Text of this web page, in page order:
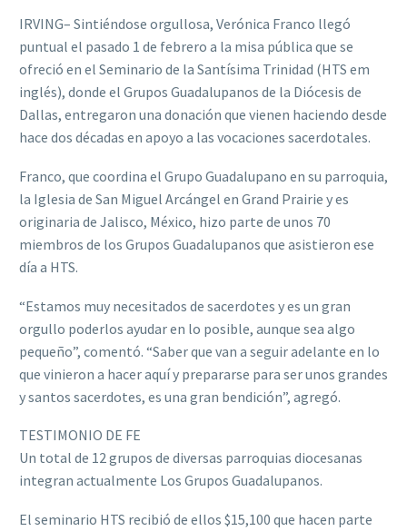
IRVING– Sintiéndose orgullosa, Verónica Franco llegó
puntual el pasado 1 de febrero a la misa pública que se
ofreció en el Seminario de la Santísima Trinidad (HTS em
inglés), donde el Grupos Guadalupanos de la Diócesis de
Dallas, entregaron una donación que vienen haciendo desde
hace dos décadas en apoyo a las vocaciones sacerdotales.
Franco, que coordina el Grupo Guadalupano en su parroquia,
la Iglesia de San Miguel Arcángel en Grand Prairie y es
originaria de Jalisco, México, hizo parte de unos 70
miembros de los Grupos Guadalupanos que asistieron ese
día a HTS.
“Estamos muy necesitados de sacerdotes y es un gran
orgullo poderlos ayudar en lo posible, aunque sea algo
pequeño”, comentó. “Saber que van a seguir adelante en lo
que vinieron a hacer aquí y prepararse para ser unos grandes
y santos sacerdotes, es una gran bendición”, agregó.
TESTIMONIO DE FE
Un total de 12 grupos de diversas parroquias diocesanas
integran actualmente Los Grupos Guadalupanos.
El seminario HTS recibió de ellos $15,100 que hacen parte